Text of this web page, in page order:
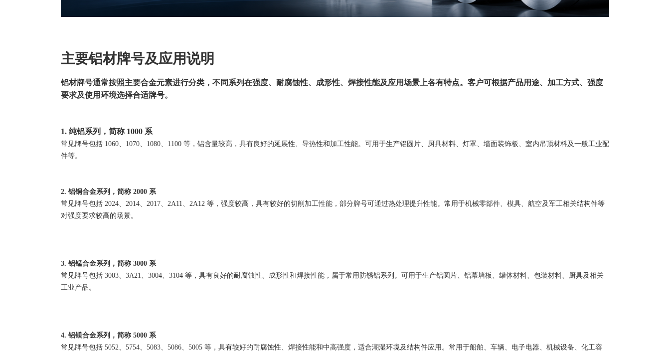
主要铝材牌号及应用说明
铝材牌号通常按照主要合金元素进行分类，不同系列在强度、耐腐蚀性、成形性、焊接性能及应用场景上各有特点。客户可根据产品用途、加工方式、强度
要求及使用环境选择合适牌号。
1. 纯铝系列，简称 1000 系
常见牌号包括 1060、1070、1080、1100 等，铝含量较高，具有良好的延展性、导热性和加工性能。可用于生产铝圆片、厨具材料、灯罩、墙面装饰板、室内吊顶材料及一般工业配
件等。
2. 铝铜合金系列，简称 2000 系
常见牌号包括 2024、2014、2017、2A11、2A12 等，强度较高，具有较好的切削加工性能，部分牌号可通过热处理提升性能。常用于机械零部件、模具、航空及军工相关结构件等
对强度要求较高的场景。
3. 铝锰合金系列，简称 3000 系
常见牌号包括 3003、3A21、3004、3104 等，具有良好的耐腐蚀性、成形性和焊接性能，属于常用防锈铝系列。可用于生产铝圆片、铝幕墙板、罐体材料、包装材料、厨具及相关
工业产品。
4. 铝镁合金系列，简称 5000 系
常见牌号包括 5052、5754、5083、5086、5005 等，具有较好的耐腐蚀性、焊接性能和中高强度，适合潮湿环境及结构件应用。常用于船舶、车辆、电子电器、机械设备、化工容